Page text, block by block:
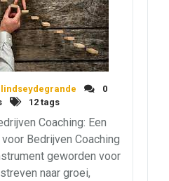
lindseydegrande
0
12 tags
Coaching: Een
Bedrijven Coaching
geworden voor
naar groei,